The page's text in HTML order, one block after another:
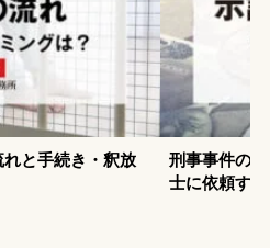
と手続き・釈放
刑事事件の
士に依頼す